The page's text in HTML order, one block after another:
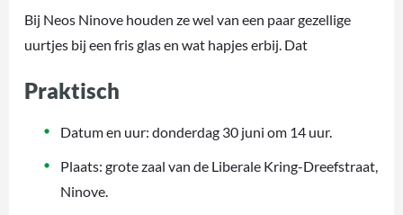
Bij Neos Ninove houden ze wel van een paar gezellige
uurtjes bij een fris glas en wat hapjes erbij. Dat
Praktisch
Datum en uur: donderdag 30 juni om 14 uur.
Plaats: grote zaal van de Liberale Kring-Dreefstraat,
Ninove.